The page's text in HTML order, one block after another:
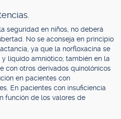
seguridad en niños, no deberá
No se aconseja en principio
ya que la norfloxacina se
líquido amniótico; también en la
con otros derivados quinolónicos
en pacientes con
En pacientes con insuficiencia
función de los valores de